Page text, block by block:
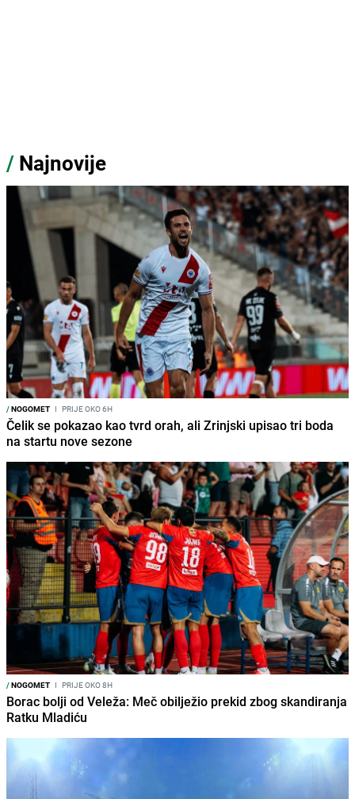
/ Najnovije
/NOGOMET I PRIJE OKO 6H
Čelik se pokazao kao tvrd orah, ali Zrinjski upisao tri boda
na startu nove sezone
/NOGOMET I PRIJE OKO 8H
Borac bolji od Veleža: Meč obilježio prekid zbog skandiranja
Ratku Mladiću